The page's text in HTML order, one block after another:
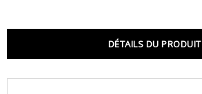
DÉTAILS DU PRODUIT